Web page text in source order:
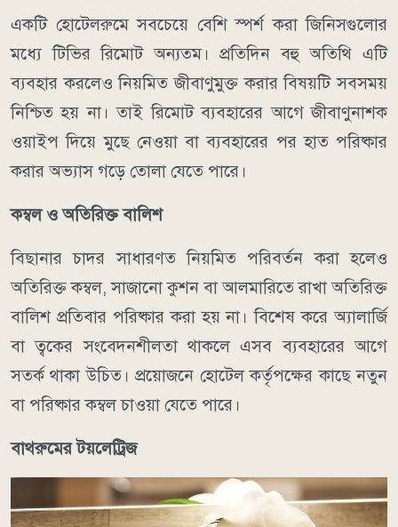
একটি হোটেলরুমে সবচেয়ে বেশি স্পর্শ করা জিনিসগুলোর
মধ্যে টিভির রিমোট অন্যতম। প্রতিদিন বহু অতিথি এটি
ব্যবহার করলেও নিয়মিত জীবাণুমুক্ত করার বিষয়টি সবসময়
নিশ্চিত হয় না। তাই রিমোট ব্যবহারের আগে জীবাণুনাশক
ওয়াইপ দিয়ে মুছে নেওয়া বা ব্যবহারের পর হাত পরিষ্কার
করার অভ্যাস গড়ে তোলা যেতে পারে।
কম্বল ও অতিরিক্ত বালিশ
বিছানার চাদর সাধারণত নিয়মিত পরিবর্তন করা হলেও
অতিরিক্ত কম্বল, সাজানো কুশন বা আলমারিতে রাখা অতিরিক্ত
বালিশ প্রতিবার পরিষ্কার করা হয় না। বিশেষ করে অ্যালার্জি
বা ত্বকের সংবেদনশীলতা থাকলে এসব ব্যবহারের আগে
সতর্ক থাকা উচিত। প্রয়োজনে হোটেল কর্তৃপক্ষের কাছে নতুন
বা পরিষ্কার কম্বল চাওয়া যেতে পারে।
বাথরুমের টয়লেট্রিজ